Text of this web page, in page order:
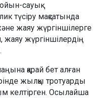
сауық
түсіру мақсатында
жаяу жүргіншілерге
жаяу жүргіншілердің
қарай бет алған
жылқы тротуарды
келтірген. Осылайша